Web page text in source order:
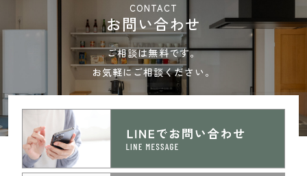
CONTACT
お問い合わせ
ご相談は無料です。
お気軽にご相談ください。